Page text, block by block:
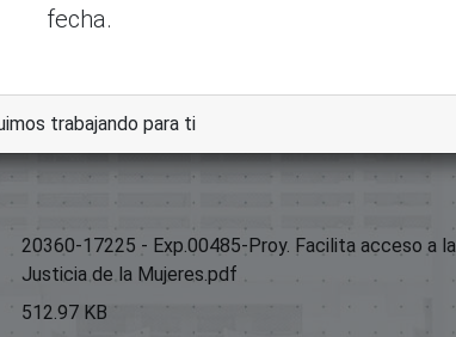
Mujeres
20360-17225 - Exp.00485-Proy. Facilita acceso a la
Justicia de la Mujeres.pdf
512.97 KB
fecha.
trabajando para ti